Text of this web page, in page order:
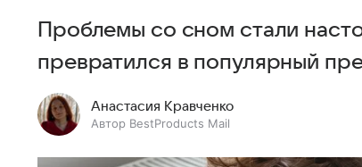
Проблемы со сном стали
превратился в популярный
Анастасия Кравченко
Автор BestProducts Mail